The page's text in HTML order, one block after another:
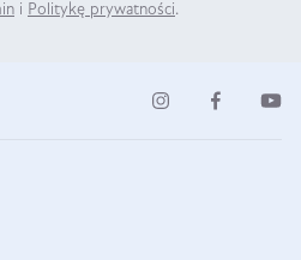
i Politykę prywatności.